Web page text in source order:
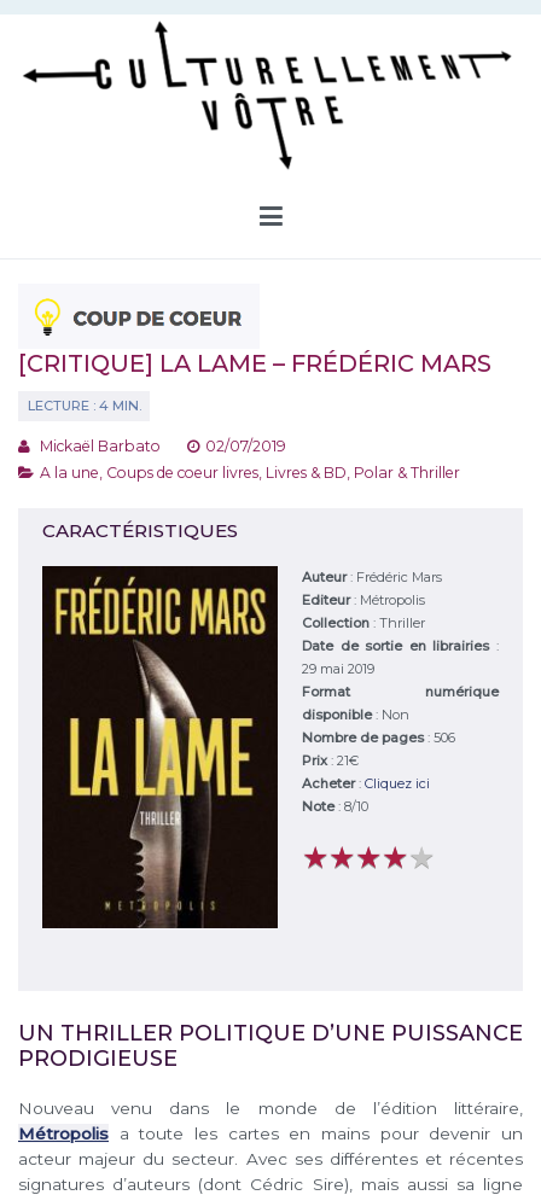
Aller
contenu
[CRITIQUE] LA LAME – FRÉDÉRIC MARS
Mickaël Barbato
02/07/2019
A la une Coups de coeur livres Livres & BD Polar & Thriller
CARACTÉRISTIQUES
Auteur: Frédéric Mars
Editeur: Métropolis
Collection: Thriller
Date de sortie en librairies :
29 mai 2019
Format numérique
disponible: Non
Nombre de pages: 506
Prix: 21€
Acheter:Cliquez ici
Note:8/10
★★★★★
★★★★★
UN THRILLER POLITIQUE D’UNE PUISSANCE
PRODIGIEUSE
Nouveau venu dans le monde de l’édition littéraire,
Métropolis a toute les cartes en mains pour devenir un
acteur majeur du secteur. Avec ses différentes et récentes
signatures d’auteurs (dont Cédric Sire), mais aussi sa ligne